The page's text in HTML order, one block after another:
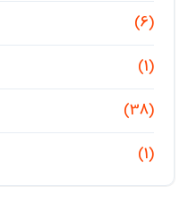
(6)
(1)
(38)
(1)